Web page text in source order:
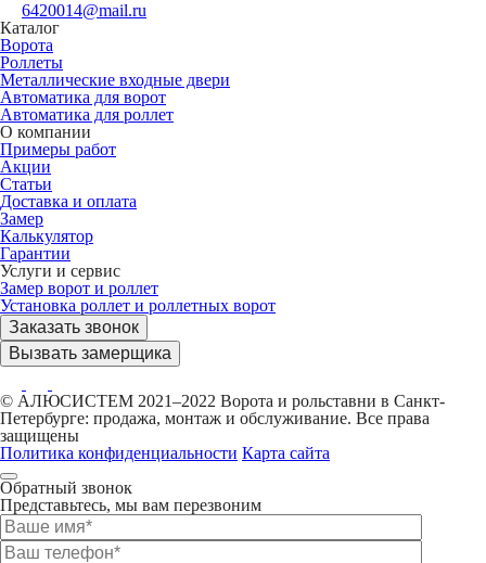
6420014@mail.ru
Каталог
Ворота
Роллеты
Металлические входные двери
Автоматика для ворот
Автоматика для роллет
О компании
Примеры работ
Акции
Статьи
Доставка и оплата
Замер
Калькулятор
Гарантии
Услуги и сервис
Замер ворот и роллет
Установка роллет и роллетных ворот
Заказать звонок
Вызвать замерщика
© АЛЮСИСТЕМ 2021–2022 Ворота и рольставни в Санкт-
Петербурге: продажа, монтаж и обслуживание. Все права
защищены
Политика конфиденциальности Карта сайта
Обратный звонок
Представьтесь, мы вам перезвоним